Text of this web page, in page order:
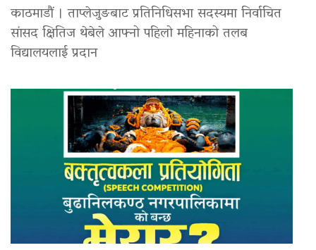
काठमाडौं । ताप्लेजुङबाट प्रतिनिधिसभा सदस्यमा निर्वाचित
सांसद क्षितिज थेबेले आफ्नो पहिलो महिनाको तलब
विद्यालयलाई प्रदान